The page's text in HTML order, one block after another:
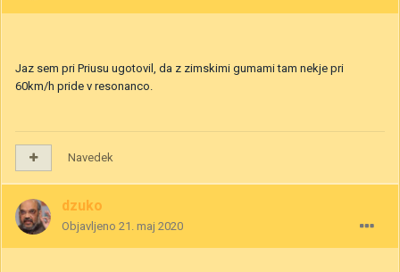
Jaz sem pri Priusu ugotovil, da z zimskimi gumami tam nekje pri
60km/h pride v resonanco.
Navedek
dzuko
Objavljeno 21. maj 2020